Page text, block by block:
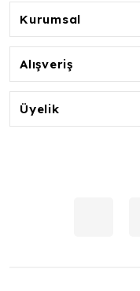
Kurumsal
Alışveriş
Üyelik